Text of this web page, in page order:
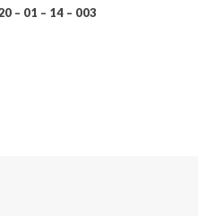
– 01 – 14 – 003